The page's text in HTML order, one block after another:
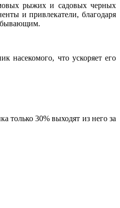
рыжих и садовых черных
и привлекатели, благодаря
насекомого, что ускоряет его
только 30% выходят из него за